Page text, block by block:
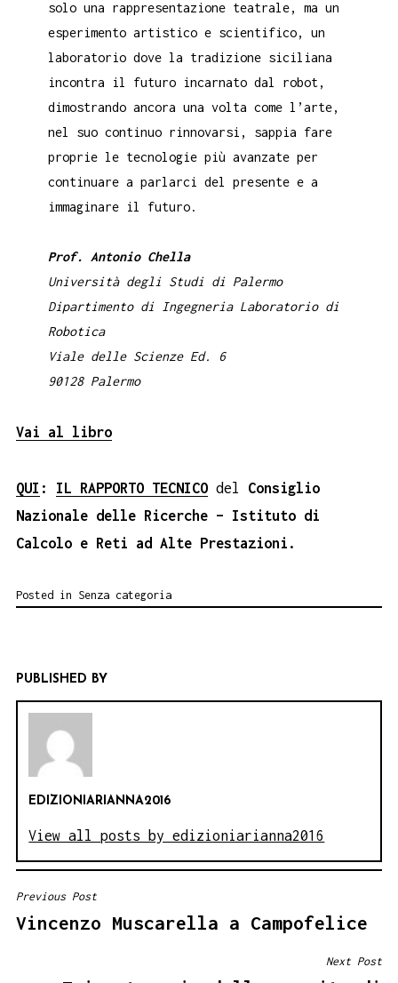
solo una rappresentazione teatrale, ma un
esperimento artistico e scientifico, un
laboratorio dove la tradizione siciliana
incontra il futuro incarnato dal robot,
dimostrando ancora una volta come l’arte,
nel suo continuo rinnovarsi, sappia fare
proprie le tecnologie più avanzate per
continuare a parlarci del presente e a
immaginare il futuro.
Prof. Antonio Chella
Università degli Studi di Palermo
Dipartimento di Ingegneria Laboratorio di
Robotica
Viale delle Scienze Ed. 6
90128 Palermo
Vai al libro
QUI : IL RAPPORTO TECNICO del Consiglio
Nazionale delle Ricerche – Istituto di
Calcolo e Reti ad Alte Prestazioni.
Posted in Senza categoria
PUBLISHED BY
EDIZIONIARIANNA2016
View all posts by edizioniarianna2016
NAVIGAZIONE
ARTICOLI
Previous Post
Vincenzo Muscarella a Campofelice
Next Post